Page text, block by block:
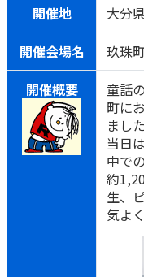
開催地
大分
開催会場名
玖珠
開催概要
童話
町に
ました
当日
中で
約
生、
気よ